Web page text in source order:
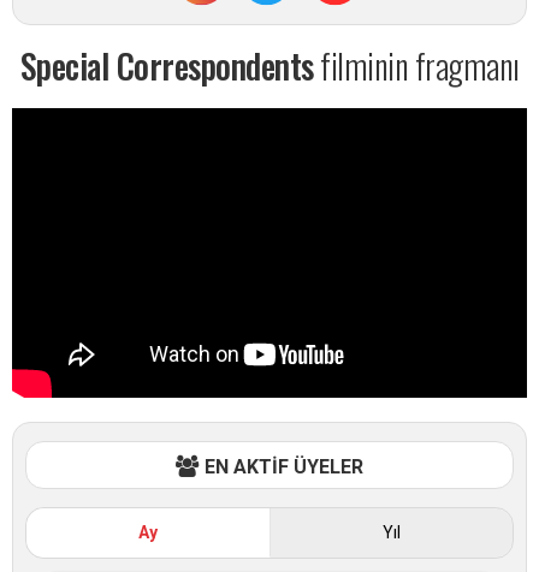
Special Correspondentsfilminin fragmanı
EN AKTİF ÜYELER
Ay Yıl